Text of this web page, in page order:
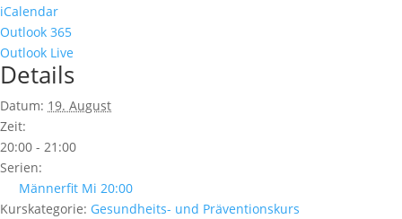
iCalendar
Outlook 365
Outlook Live
Details
Datum: 19. August
Zeit:
20:00 - 21:00
Serien:
Männerfit Mi 20:00
Kurskategorie: Gesundheits- und Präventionskurs